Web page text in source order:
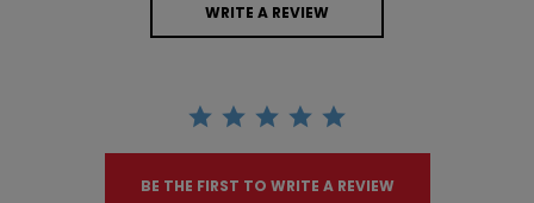
WRITE A REVIEW
BE THE FIRST TO WRITE A REVIEW